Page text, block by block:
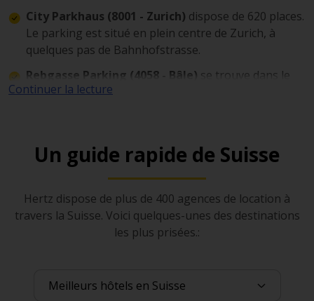
City Parkhaus (8001 - Zurich) dispose de 620 places.
Le parking est situé en plein centre de Zurich, à
quelques pas de Bahnhofstrasse.
Rebgasse Parking (4058 - Bâle) se trouve dans le
quartier Altstadt Kleinbasel de la ville. Vous y
Continuer la lecture
Un guide rapide de Suisse
Hertz dispose de plus de 400 agences de location à
travers la Suisse. Voici quelques-unes des destinations
les plus prisées.: